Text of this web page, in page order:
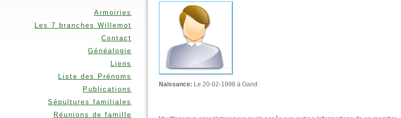
Armoiries
Les 7 branches Willemot
Contact
Généalogie
Liens
Liste des Prénoms
Publications
Sépultures familiales
Réunions de famille
Naissance: Le 20-02-1998 à Gand